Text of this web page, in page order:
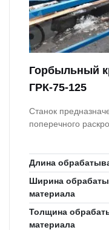
Горбыльный
ГРК-75-125
Станок
поперечного
Длина
Ширина
материала
Толщина
материала